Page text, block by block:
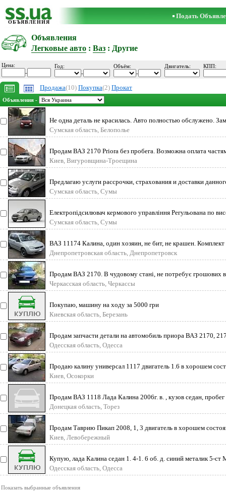
ОБЪЯВЛЕНИЯ
Подать
Объявления
Легковые авто : Ваз : Другие
Цена:
-
Год:
-
Объём:
-
Двигатель: КПП:
Продажа(10) Покупка(2) Прокат
Объявления -
Не одна деталь не красилась. Авто полностью обслужено.
Сумская область, Белополье
Продам ВАЗ 2170 Priora без пробега. Возможна оплата
Киев, Вигуровщина-Троещина
Предлагаю услуги рассрочки, страхования и доставки
Сумская область, Сумы
Електропідсилювач кермового управління Регульована по
Сумская область, Сумы
ВАЗ 11174 Калина, один хозяин, не бит, не крашен.
дис
Днепропетровская область, Днепропетровск
Продам ВАЗ 2170. В чудовому стані, не потребує грошових
інфо
Черкасская область, Черкассы
Покупаю, машину на ходу за 5000 гри
Киевская область, Березань
Продам запчасти детали на автомобиль приора ВАЗ 2170,
есть
Одесская область, Одесса
Продаю калину универсал 1117 двигатель 1.6 в хорошем
оцинкован
Киев, Осокорки
Продам ВАЗ 1118 Лада Калина 2006г. в. , кузов седан, пробег
Донецкая область, Торез
Продам Таврию Пикап 2008, 1, 3 двигатель в хорошем
Киев, Левобережный
Купую, лада Калина седан 1. 4-1. 6 об. д. синий металик 5-
Одесская область, Одесса
Показать выбранные объявления